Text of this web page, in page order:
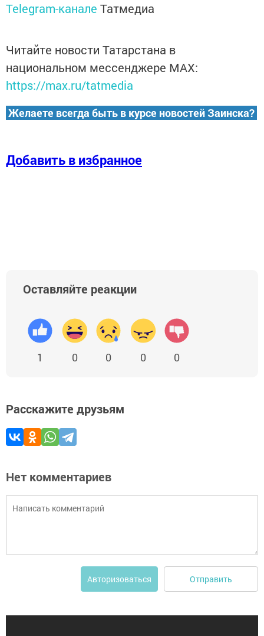
Telegram-канале Татмедиа
Читайте новости Татарстана в
национальном мессенджере MАХ:
https://max.ru/tatmedia
Желаете всегда быть в курсе новостей Заинска?
Добавить в избранное
Оставляйте реакции
1 0 0 0 0
Расскажите друзьям
Нет комментариев
Авторизоваться Отправить